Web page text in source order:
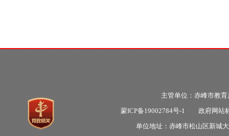
主管单位：赤峰市
蒙ICP备19002784号-1政府网站
单位地址：赤峰市松山区新